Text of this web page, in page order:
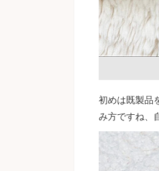
初めは既製品
み方ですね、